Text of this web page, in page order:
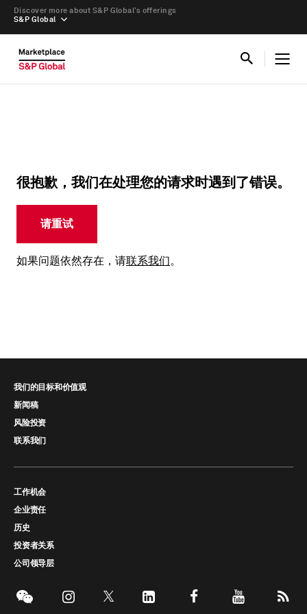
S&P Global
Discover more about S&P Global’s offerings
很抱歉，我们在处理您的请求时遇到了错误。
请重试
如果问题依然存在，请联系我们。
我们的目标和价值观
新闻稿
风险投资
联系我们
工作机会
企业责任
历史
投资者关系
公司领导层